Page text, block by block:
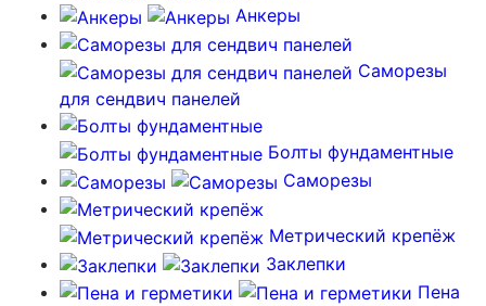
Анкеры
Саморезы
для сендвич панелей
Болты фундаментные
Саморезы
Метрический крепёж
Заклепки
Пена